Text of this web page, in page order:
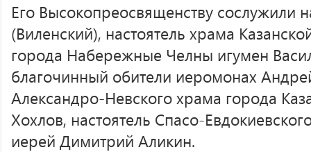
Его Высокопреосвященству сослужили
(Виленский), настоятель храма
города Набережные Челны игумен
благочинный обители иеромонах
Александро-Невского храма города
Хохлов, настоятель Спасо-
иерей Димитрий Аликин.